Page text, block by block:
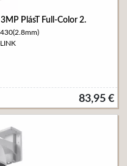
PlásT Full-Color 2.
83,95 €